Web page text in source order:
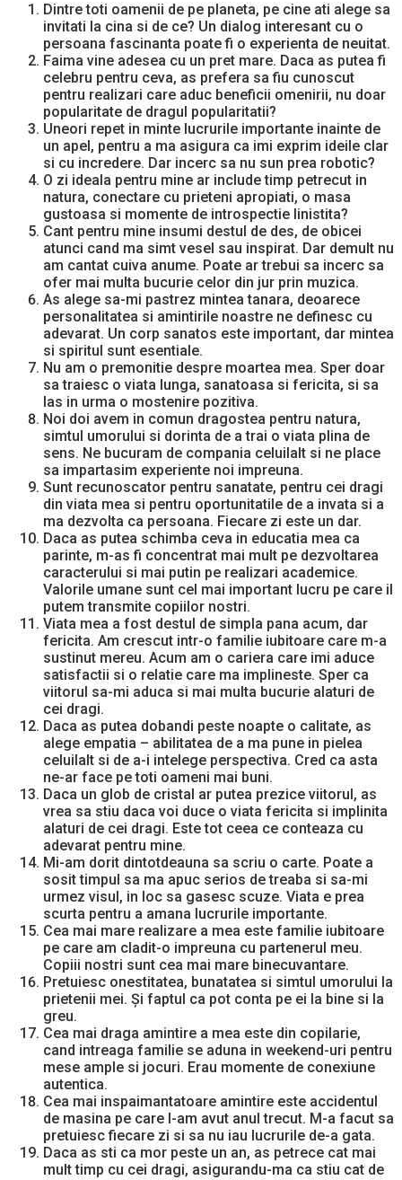
Dintre toti oamenii de pe planeta, pe cine ati alege sa
invitati la cina si de ce? Un dialog interesant cu o
persoana fascinanta poate fi o experienta de neuitat.
Faima vine adesea cu un pret mare. Daca as putea fi
celebru pentru ceva, as prefera sa fiu cunoscut
pentru realizari care aduc beneficii omenirii, nu doar
popularitate de dragul popularitatii?
Uneori repet in minte lucrurile importante inainte de
un apel, pentru a ma asigura ca imi exprim ideile clar
si cu incredere. Dar incerc sa nu sun prea robotic?
O zi ideala pentru mine ar include timp petrecut in
natura, conectare cu prieteni apropiati, o masa
gustoasa si momente de introspectie linistita?
Cant pentru mine insumi destul de des, de obicei
atunci cand ma simt vesel sau inspirat. Dar demult nu
am cantat cuiva anume. Poate ar trebui sa incerc sa
ofer mai multa bucurie celor din jur prin muzica.
As alege sa-mi pastrez mintea tanara, deoarece
personalitatea si amintirile noastre ne definesc cu
adevarat. Un corp sanatos este important, dar mintea
si spiritul sunt esentiale.
Nu am o premonitie despre moartea mea. Sper doar
sa traiesc o viata lunga, sanatoasa si fericita, si sa
las in urma o mostenire pozitiva.
Noi doi avem in comun dragostea pentru natura,
simtul umorului si dorinta de a trai o viata plina de
sens. Ne bucuram de compania celuilalt si ne place
sa impartasim experiente noi impreuna.
Sunt recunoscator pentru sanatate, pentru cei dragi
din viata mea si pentru oportunitatile de a invata si a
ma dezvolta ca persoana. Fiecare zi este un dar.
Daca as putea schimba ceva in educatia mea ca
parinte, m-as fi concentrat mai mult pe dezvoltarea
caracterului si mai putin pe realizari academice.
Valorile umane sunt cel mai important lucru pe care il
putem transmite copiilor nostri.
Viata mea a fost destul de simpla pana acum, dar
fericita. Am crescut intr-o familie iubitoare care m-a
sustinut mereu. Acum am o cariera care imi aduce
satisfactii si o relatie care ma implineste. Sper ca
viitorul sa-mi aduca si mai multa bucurie alaturi de
cei dragi.
Daca as putea dobandi peste noapte o calitate, as
alege empatia – abilitatea de a ma pune in pielea
celuilalt si de a-i intelege perspectiva. Cred ca asta
ne-ar face pe toti oameni mai buni.
Daca un glob de cristal ar putea prezice viitorul, as
vrea sa stiu daca voi duce o viata fericita si implinita
alaturi de cei dragi. Este tot ceea ce conteaza cu
adevarat pentru mine.
Mi-am dorit dintotdeauna sa scriu o carte. Poate a
sosit timpul sa ma apuc serios de treaba si sa-mi
urmez visul, in loc sa gasesc scuze. Viata e prea
scurta pentru a amana lucrurile importante.
Cea mai mare realizare a mea este familie iubitoare
pe care am cladit-o impreuna cu partenerul meu.
Copiii nostri sunt cea mai mare binecuvantare.
Pretuiesc onestitatea, bunatatea si simtul umorului la
prietenii mei. Și faptul ca pot conta pe ei la bine si la
greu.
Cea mai draga amintire a mea este din copilarie,
cand intreaga familie se aduna in weekend-uri pentru
mese ample si jocuri. Erau momente de conexiune
autentica.
Cea mai inspaimantatoare amintire este accidentul
de masina pe care l-am avut anul trecut. M-a facut sa
pretuiesc fiecare zi si sa nu iau lucrurile de-a gata.
Daca as sti ca mor peste un an, as petrece cat mai
mult timp cu cei dragi, asigurandu-ma ca stiu cat de